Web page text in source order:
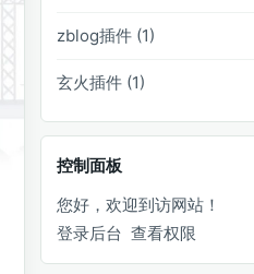
zblog插件 (1)
玄火插件 (1)
控制面板
您好，欢迎到访网站！
登录后台 查看权限